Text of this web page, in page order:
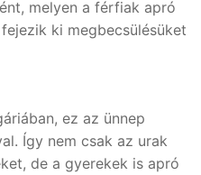
melyen a férfiak apró
ki megbecsülésüket
ez az ünnep
Így nem csak az urak
de a gyerekek is apró